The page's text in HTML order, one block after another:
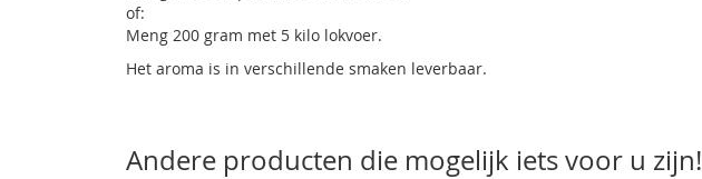
of:
Meng 200 gram met 5 kilo lokvoer.
Het aroma is in verschillende smaken leverbaar.
Andere producten die mogelijk iets voor u zijn!